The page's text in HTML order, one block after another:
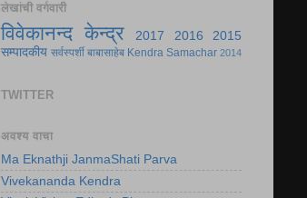
लेखांची वर्गवारी
विवेकानन्द केन्द्र 2017 2016
2015
सम्पादकीय सर्वस्पर्शी बाबासाहेब Kendra Samachar 2014
TWITTER
अवश्य वाचा
Ma Eknathji JanmaShati Parva
Vivekananda Kendra